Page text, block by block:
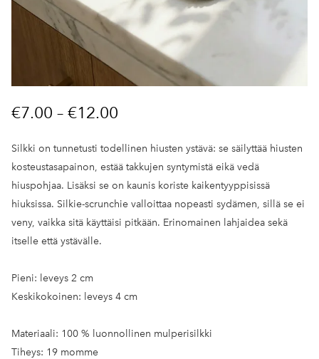
€7.00 – €12.00
Silkki on tunnetusti todellinen hiusten ystävä: se säilyttää hiusten
kosteustasapainon, estää takkujen syntymistä eikä vedä
hiuspohjaa. Lisäksi se on kaunis koriste kaikentyyppisissä
hiuksissa. Silkie-scrunchie valloittaa nopeasti sydämen, sillä se ei
veny, vaikka sitä käyttäisi pitkään. Erinomainen lahjaidea sekä
itselle että ystävälle.
Pieni: leveys 2 cm
Keskikokoinen: leveys 4 cm
Materiaali: 100 % luonnollinen mulperisilkki
Tiheys: 19 momme